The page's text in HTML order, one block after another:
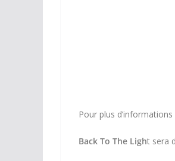
Pour plus
Back To The Light sera